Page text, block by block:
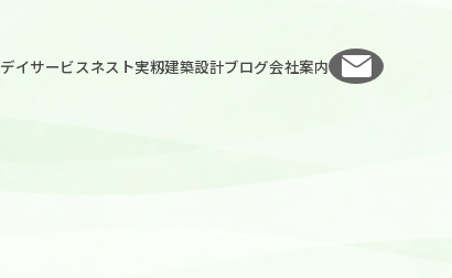
デイサービスネスト実籾建築設計ブログ会社案内